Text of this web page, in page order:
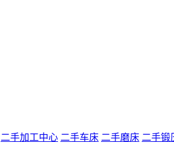
二手加工中心 二手车床 二手磨床 二手锻